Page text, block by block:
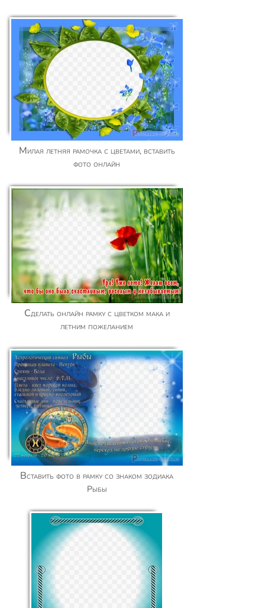
Милая летняя рамочка с цветами, вставить
фото онлайн
Сделать онлайн рамку с цветком мака и
летним пожеланием
Вставить фото в рамку со знаком зодиака
Рыбы